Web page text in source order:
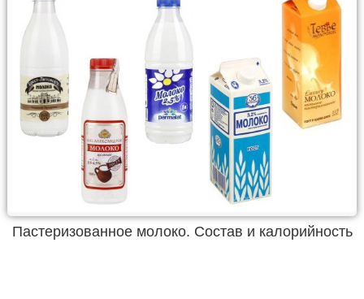
Пастеризованное молоко. Состав и калорийность